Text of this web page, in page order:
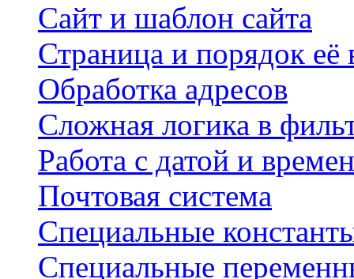
Сайт и шаблон сайта
Страница и порядок её
Обработка адресов
Сложная логика в
Работа с датой и
Почтовая система
Специальные
Специальные